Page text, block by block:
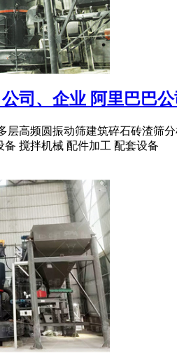
司、企业 阿里巴巴
层高频圆振动筛建筑碎石砖渣筛
搅拌机械 配件加工 配套设备